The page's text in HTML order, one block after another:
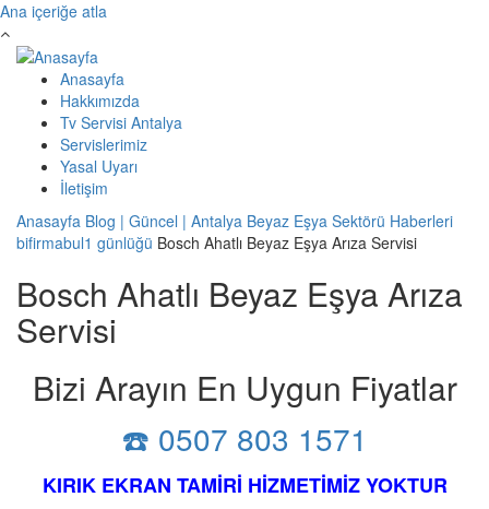
Ana içeriğe atla
Anasayfa
Hakkımızda
Tv Servisi Antalya
Servislerimiz
Yasal Uyarı
İletişim
Anasayfa Blog | Güncel | Antalya Beyaz Eşya Sektörü Haberleri
bifirmabul1 günlüğü Bosch Ahatlı Beyaz Eşya Arıza Servisi
Bosch Ahatlı Beyaz Eşya Arıza
Servisi
Bizi Arayın En Uygun Fiyatlar
☎️ 0507 803 1571
KIRIK EKRAN TAMİRİ HİZMETİMİZ YOKTUR